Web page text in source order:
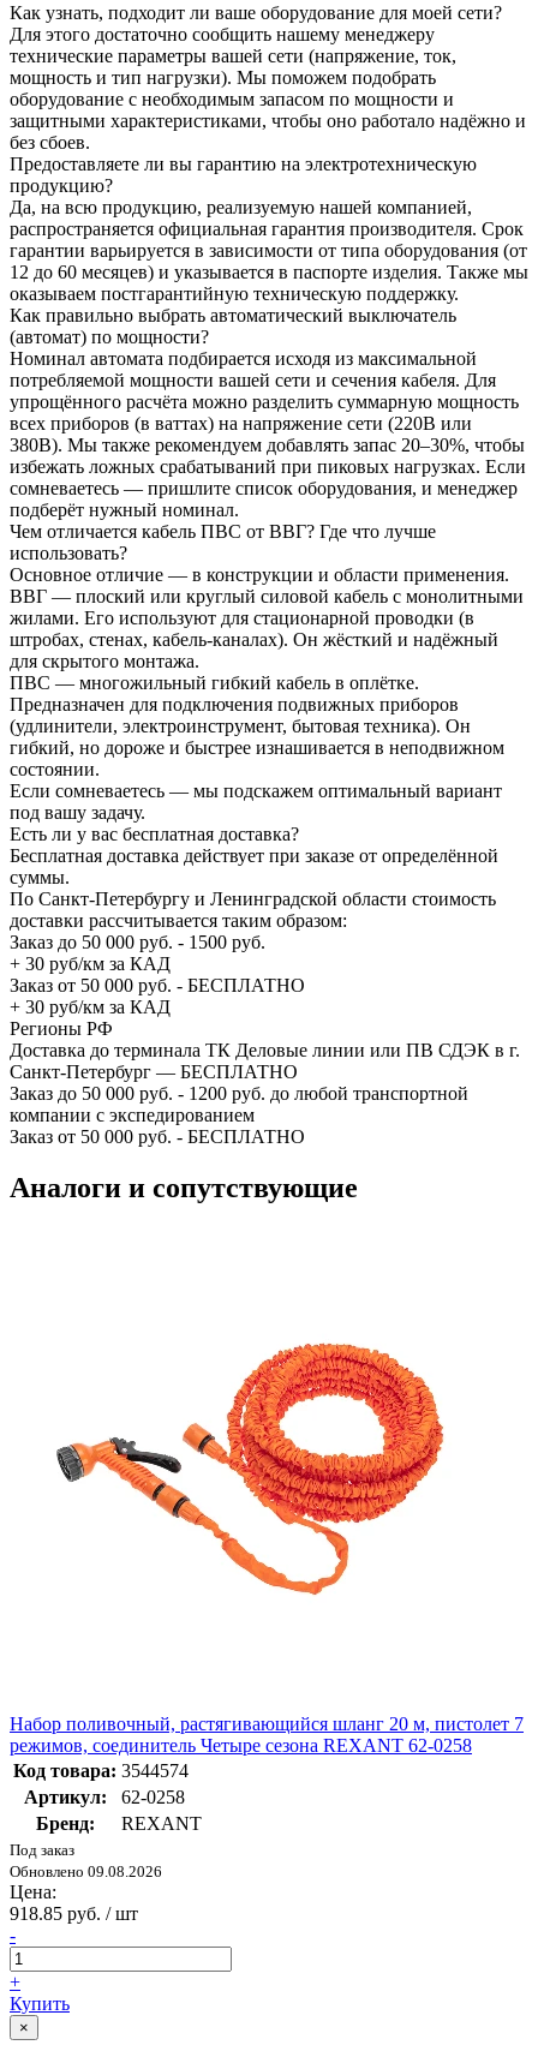
Как узнать, подходит ли ваше оборудование для моей сети?
Для этого достаточно сообщить нашему менеджеру
технические параметры вашей сети (напряжение, ток,
мощность и тип нагрузки). Мы поможем подобрать
оборудование с необходимым запасом по мощности и
защитными характеристиками, чтобы оно работало надёжно и
без сбоев.
Предоставляете ли вы гарантию на электротехническую
продукцию?
Да, на всю продукцию, реализуемую нашей компанией,
распространяется официальная гарантия производителя. Срок
гарантии варьируется в зависимости от типа оборудования (от
12 до 60 месяцев) и указывается в паспорте изделия. Также мы
оказываем постгарантийную техническую поддержку.
Как правильно выбрать автоматический выключатель
(автомат) по мощности?
Номинал автомата подбирается исходя из максимальной
потребляемой мощности вашей сети и сечения кабеля. Для
упрощённого расчёта можно разделить суммарную мощность
всех приборов (в ваттах) на напряжение сети (220В или
380В). Мы также рекомендуем добавлять запас 20–30%, чтобы
избежать ложных срабатываний при пиковых нагрузках. Если
сомневаетесь — пришлите список оборудования, и менеджер
подберёт нужный номинал.
Чем отличается кабель ПВС от ВВГ? Где что лучше
использовать?
Основное отличие — в конструкции и области применения.
ВВГ — плоский или круглый силовой кабель с монолитными
жилами. Его используют для стационарной проводки (в
штробах, стенах, кабель-каналах). Он жёсткий и надёжный
для скрытого монтажа.
ПВС — многожильный гибкий кабель в оплётке.
Предназначен для подключения подвижных приборов
(удлинители, электроинструмент, бытовая техника). Он
гибкий, но дороже и быстрее изнашивается в неподвижном
состоянии.
Если сомневаетесь — мы подскажем оптимальный вариант
под вашу задачу.
Есть ли у вас бесплатная доставка?
Бесплатная доставка действует при заказе от определённой
суммы.
По Санкт-Петербургу и Ленинградской области стоимость
доставки рассчитывается таким образом:
Заказ до 50 000 руб. - 1500 руб.
+ 30 руб/км за КАД
Заказ от 50 000 руб. - БЕСПЛАТНО
+ 30 руб/км за КАД
Регионы РФ
Доставка до терминала ТК Деловые линии или ПВ СДЭК в г.
Санкт-Петербург — БЕСПЛАТНО
Заказ до 50 000 руб. - 1200 руб. до любой транспортной
компании с экспедированием
Заказ от 50 000 руб. - БЕСПЛАТНО
Аналоги и сопутствующие
Набор поливочный, растягивающийся шланг 20 м, пистолет 7
режимов, соединитель Четыре сезона REXANT 62-0258
Код товара: 3544574
Артикул:
62-0258
Бренд:
REXANT
Под заказ
Обновлено 09.08.2026
Цена:
918.85 руб. / шт
-
+
Купить
×